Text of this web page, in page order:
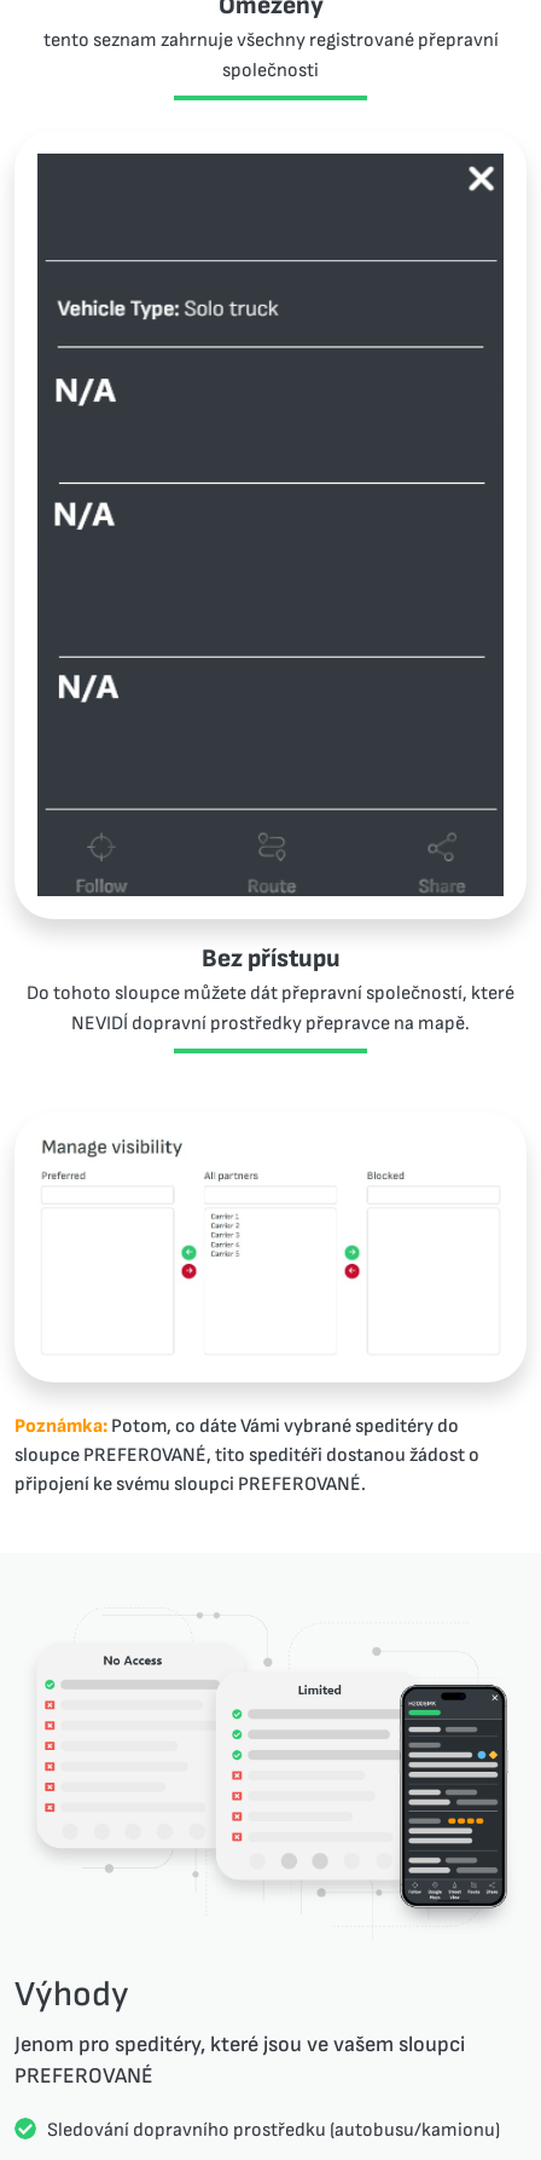
tento seznam zahrnuje všechny registrované přepravní
společnosti
Bez přístupu
Do tohoto sloupce můžete dát přepravní společností, které
NEVIDÍ dopravní prostředky přepravce na mapě.
Poznámka: Potom, co dáte Vámi vybrané speditéry do
sloupce PREFEROVANÉ, tito speditéři dostanou žádost o
připojení ke svému sloupci PREFEROVANÉ.
Výhody
Jenom pro speditéry, které jsou ve vašem sloupci
PREFEROVANÉ
Sledování dopravního prostředku (autobusu/kamionu)